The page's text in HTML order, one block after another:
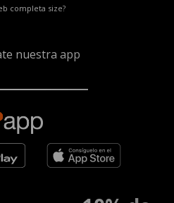
completa size?
nuestra app